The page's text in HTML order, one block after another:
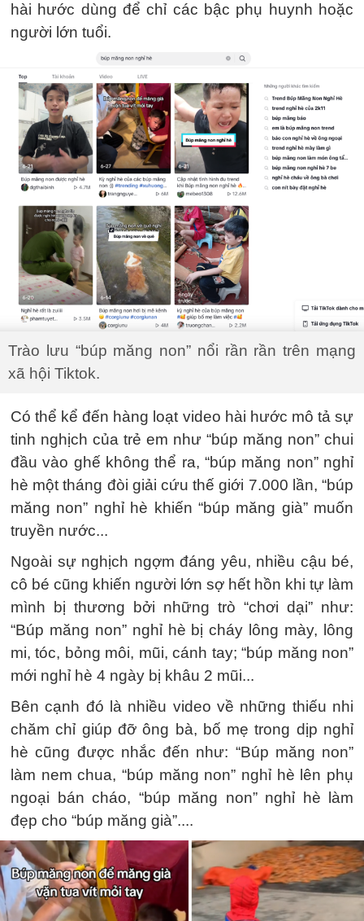
hài hước dùng để chỉ các bậc phụ huynh hoặc
người lớn tuổi.
Trào lưu “búp măng non” nổi rần rần trên mạng
xã hội Tiktok.
Có thể kể đến hàng loạt video hài hước mô tả sự
tinh nghịch của trẻ em như “búp măng non” chui
đầu vào ghế không thể ra, “búp măng non” nghỉ
hè một tháng đòi giải cứu thế giới 7.000 lần, “búp
măng non” nghỉ hè khiến “búp măng già” muốn
truyền nước...
Ngoài sự nghịch ngợm đáng yêu, nhiều cậu bé,
cô bé cũng khiến người lớn sợ hết hồn khi tự làm
mình bị thương bởi những trò “chơi dại” như:
“Búp măng non” nghỉ hè bị cháy lông mày, lông
mi, tóc, bỏng môi, mũi, cánh tay; “búp măng non”
mới nghỉ hè 4 ngày bị khâu 2 mũi...
Bên cạnh đó là nhiều video về những thiếu nhi
chăm chỉ giúp đỡ ông bà, bố mẹ trong dịp nghỉ
hè cũng được nhắc đến như: “Búp măng non”
làm nem chua, “búp măng non” nghỉ hè lên phụ
ngoại bán cháo, “búp măng non” nghỉ hè làm
đẹp cho “búp măng già”....